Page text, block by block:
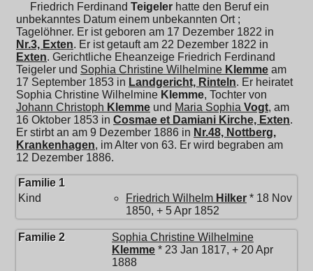
Friedrich Ferdinand Teigeler hatte den Beruf ein
unbekanntes Datum einem unbekannten Ort ;
Tagelöhner. Er ist geboren am 17 Dezember 1822 in
Nr.3, Exten. Er ist getauft am 22 Dezember 1822 in
Exten. Gerichtliche Eheanzeige Friedrich Ferdinand
Teigeler und Sophia Christine Wilhelmine Klemme am
17 September 1853 in Landgericht, Rinteln. Er heiratet
Sophia Christine Wilhelmine Klemme, Tochter von
Johann Christoph Klemme und Maria Sophia Vogt, am
16 Oktober 1853 in Cosmae et Damiani Kirche, Exten.
Er stirbt an am 9 Dezember 1886 in Nr.48, Nottberg,
Krankenhagen, im Alter von 63. Er wird begraben am
12 Dezember 1886.
Familie 1
Kind
Friedrich Wilhelm Hilker * 18 Nov
1850, + 5 Apr 1852
Familie 2
Sophia Christine Wilhelmine
Klemme * 23 Jan 1817, + 20 Apr
1888